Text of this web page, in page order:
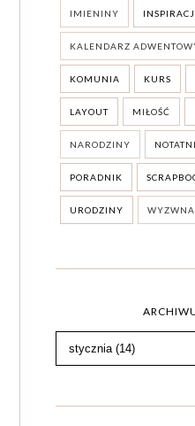
IMIENINY
KALENDARZ
KOMUNIA KURS
LAYOUT MIŁOŚĆ
NARODZINY
PORADNIK
URODZINY